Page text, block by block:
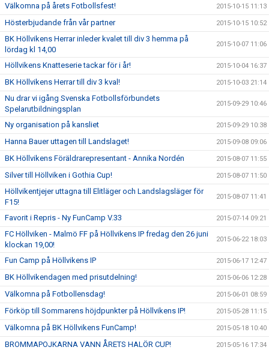
Välkomna på årets Fotbollsfest! 2015-10-15 11:13
Hösterbjudande från vår partner 2015-10-15 10:52
BK Höllvikens Herrar inleder kvalet till div 3 hemma på
lördag kl 14,00
2015-10-07 11:06
Höllvikens Knatteserie tackar för i år! 2015-10-04 16:37
BK Höllvikens Herrar till div 3 kval! 2015-10-03 21:14
Nu drar vi igång Svenska Fotbollsförbundets
Spelarutbildningsplan
2015-09-29 10:46
Ny organisation på kansliet 2015-09-29 10:38
Hanna Bauer uttagen till Landslaget! 2015-09-08 09:06
BK Höllvikens Föräldrarepresentant - Annika Nordén 2015-08-07 11:55
Silver till Höllviken i Gothia Cup! 2015-08-07 11:50
Höllvikentjejer uttagna till Elitläger och Landslagsläger för
F15!
2015-08-07 11:41
Favorit i Repris - Ny FunCamp V.33 2015-07-14 09:21
FC Höllviken - Malmö FF på Höllvikens IP fredag den 26 juni
klockan 19,00!
2015-06-22 18:03
Fun Camp på Höllvikens IP 2015-06-17 12:47
BK Höllvikendagen med prisutdelning! 2015-06-06 12:28
Välkomna på Fotbollensdag! 2015-06-01 08:59
Förköp till Sommarens höjdpunkter på Höllvikens IP! 2015-05-28 11:15
Välkomna på BK Höllvikens FunCamp! 2015-05-18 10:40
BROMMAPOJKARNA VANN ÅRETS HALÖR CUP! 2015-05-16 17:34